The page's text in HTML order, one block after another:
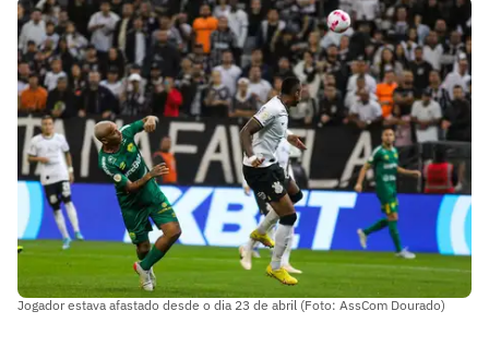
Jogador estava afastado desde o dia 23 de abril (Foto: AssCom Dourado)